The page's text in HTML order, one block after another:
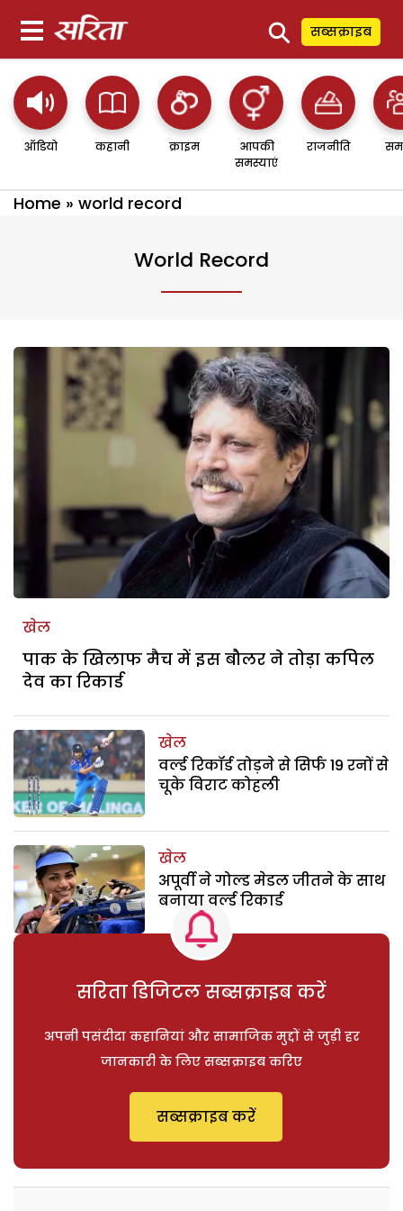
⚲ सब्सक्राइब
ऑडियो कहानी क्राइम
आपकी
समस्याएं
राजनीति
Home » world record
World Record
खेल
पाक के खिलाफ मैच में इस बौलर ने तोड़ा कपिल
देव का रिकार्ड
खेल
वर्ल्ड रिकॉर्ड तोड़ने से सिर्फ 19 रनों से
चूके विराट कोहली
खेल
अपूर्वी ने गोल्ड मेडल जीतने के साथ
बनाया वर्ल्ड रिकार्ड
सरिता डिजिटल सब्सक्राइब करें
अपनी पसंदीदा कहानियां और सामाजिक मुद्दों से जुड़ी हर
जानकारी के लिए सब्सक्राइब करिए
सब्सक्राइब करें